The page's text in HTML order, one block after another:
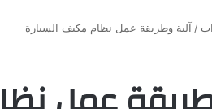
/ آلية وطريقة عمل نظام مكيف السيارة